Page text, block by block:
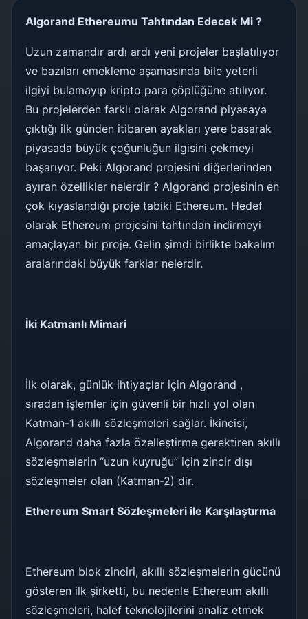
Algorand Ethereumu Tahtından Edecek Mi ?
Uzun zamandır ardı ardı yeni projeler başlatılıyor
ve bazıları emekleme aşamasında bile yeterli
ilgiyi bulamayıp kripto para çöplüğüne atılıyor.
Bu projelerden farklı olarak Algorand piyasaya
çıktığı ilk günden itibaren ayakları yere basarak
piyasada büyük çoğunluğun ilgisini çekmeyi
başarıyor. Peki Algorand projesini diğerlerinden
ayıran özellikler nelerdir ? Algorand projesinin en
çok kıyaslandığı proje tabiki Ethereum. Hedef
olarak Ethereum projesini tahtından indirmeyi
amaçlayan bir proje. Gelin şimdi birlikte bakalım
aralarındaki büyük farklar nelerdir.
İki Katmanlı Mimari
İlk olarak, günlük ihtiyaçlar için Algorand ,
sıradan işlemler için güvenli bir hızlı yol olan
Katman-1 akıllı sözleşmeleri sağlar. İkincisi,
Algorand daha fazla özelleştirme gerektiren akıllı
sözleşmelerin “uzun kuyruğu” için zincir dışı
sözleşmeler olan (Katman-2) dir.
Ethereum Smart Sözleşmeleri ile Karşılaştırma
Ethereum blok zinciri, akıllı sözleşmelerin gücünü
gösteren ilk şirketti, bu nedenle Ethereum akıllı
sözleşmeleri, halef teknolojilerini analiz etmek